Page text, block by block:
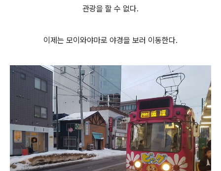
관광을 할 수 없다.
이제는 모이와야마로 야경을 보러 이동한다.